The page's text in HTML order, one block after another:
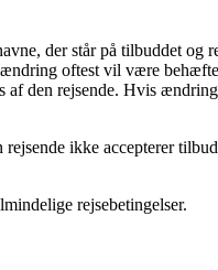
der står på tilbuddet og
oftest vil være
af den rejsende. Hvis
ikke accepterer
rejsebetingelser.